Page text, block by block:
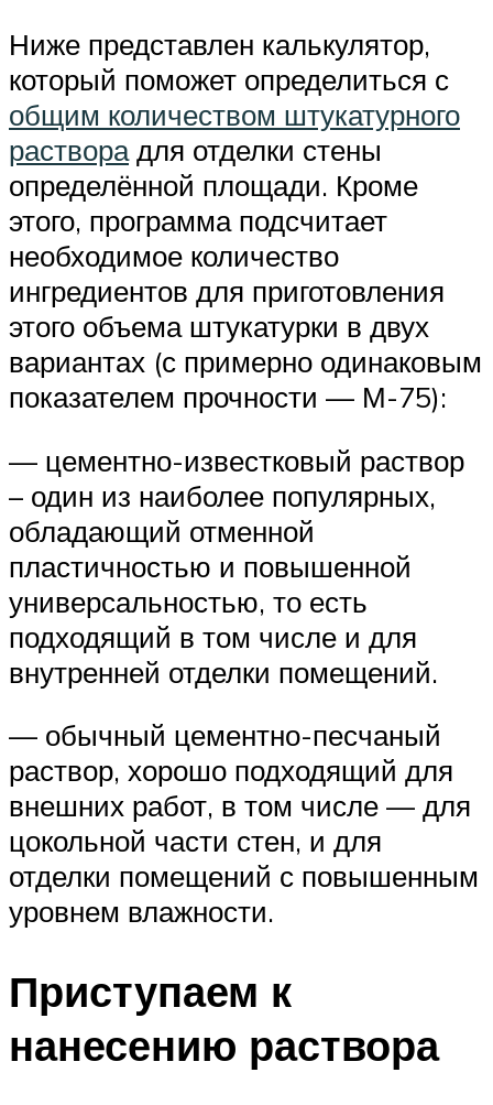
Ниже представлен калькулятор,
который поможет определиться с
общим количеством штукатурного
растворадля отделки стены
определённой площади. Кроме
этого, программа подсчитает
необходимое количество
ингредиентов для приготовления
этого объема штукатурки в двух
вариантах (с примерно одинаковым
показателем прочности — М-75):
— цементно-известковый раствор
– один из наиболее популярных,
обладающий отменной
пластичностью и повышенной
универсальностью, то есть
подходящий в том числе и для
внутренней отделки помещений.
— обычный цементно-песчаный
раствор, хорошо подходящий для
внешних работ, в том числе — для
цокольной части стен, и для
отделки помещений с повышенным
уровнем влажности.
Приступаем к
нанесению раствора